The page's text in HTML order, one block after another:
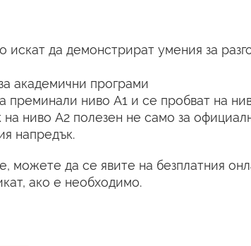
да демонстрират умения за
академични програми
преминали ниво A1 и се пробват на
ниво A2 полезен не само за
напредък.
можете да се явите на безплатния
ако е необходимо.